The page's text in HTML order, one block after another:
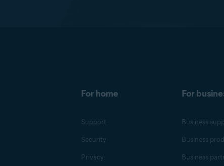
For home
Support
Security
Privacy
For
Business
Business
Business